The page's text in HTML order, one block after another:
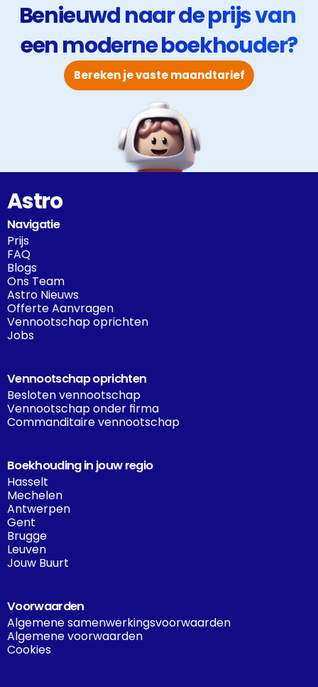
Benieuwd naar de prijs van
een moderne boekhouder?
Bereken je vaste maandtarief
Astro
Navigatie
Prijs
FAQ
Blogs
Ons Team
Astro Nieuws
Offerte Aanvragen
Vennootschap oprichten
Jobs
Vennootschap oprichten
Besloten vennootschap
Vennootschap onder firma
Commanditaire vennootschap
Boekhouding in jouw regio
Hasselt
Mechelen
Antwerpen
Gent
Brugge
Leuven
Jouw Buurt
Voorwaarden
Algemene samenwerkingsvoorwaarden
Algemene voorwaarden
Cookies